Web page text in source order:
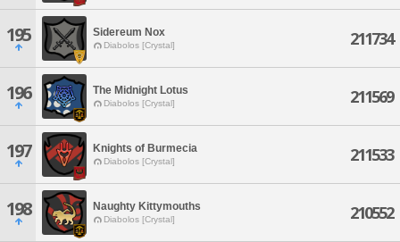
195 Sidereum Nox
Diabolos [Crystal] 211734
196 The Midnight Lotus
Diabolos [Crystal] 211569
197 Knights of Burmecia
Diabolos [Crystal] 211533
198 Naughty Kittymouths
Diabolos [Crystal] 210552